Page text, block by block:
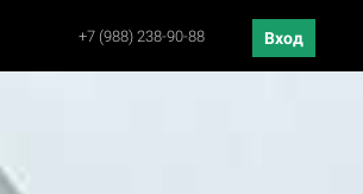
+7 (988) 238-90-88 Вход